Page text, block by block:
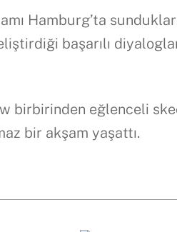
Hamburg’ta
başarılı
birbirinden eğlenceli
bir akşam yaşattı.